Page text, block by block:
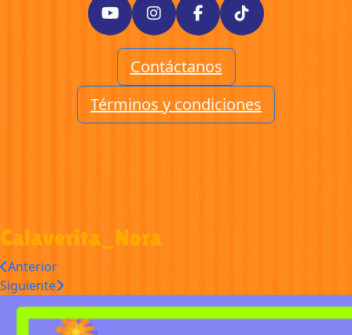
Contáctanos
Términos y condiciones
Calaverita_Nora
Anterior
Siguiente